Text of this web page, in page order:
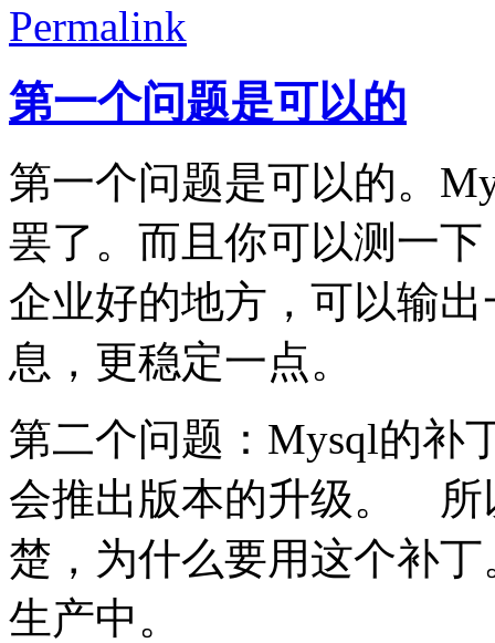
Permalink
第一个问题是可以的
第一个问题是可以的。
罢了。而且你可以测一
企业好的地方，可以输
息，更稳定一点。
第二个问题：Mysql的补
会推出版本的升级。 所
楚，为什么要用这个补
生产中。